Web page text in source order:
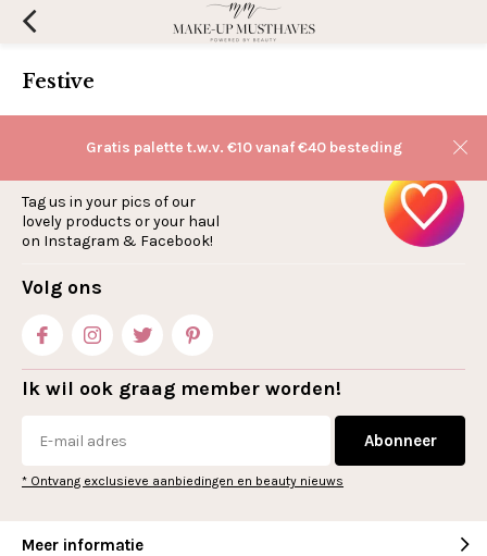
Gratis palette t.w.v. €10 vanaf €40 besteding
Festive
Tag us in your pics of our
lovely products or your haul
on Instagram & Facebook!
Volg ons
Ik wil ook graag member worden!
Abonneer
* Ontvang exclusieve aanbiedingen en beauty nieuws
Meer informatie